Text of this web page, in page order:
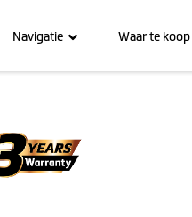
Navigatie Waar te koop